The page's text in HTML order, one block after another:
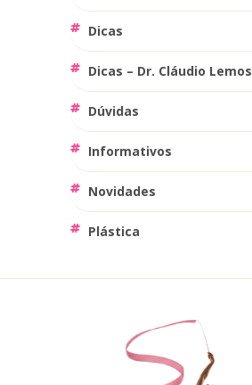
Dicas
Dicas – Dr. Cláudio Lemos
Dúvidas
Informativos
Novidades
Plástica